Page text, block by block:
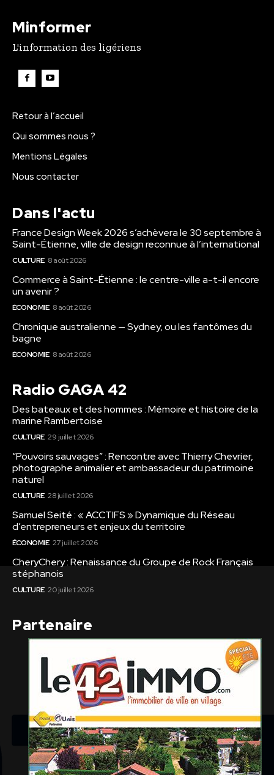
Minformer
L'information des ligériens
Retour à l’accueil
Qui sommes nous ?
Mentions Légales
Nous contacter
Dans l'actu
France Design Week 2026 s’achèvera le 30 septembre à
Saint-Étienne, ville de design reconnue à l’international
CULTURE 8 août 2026
Commerce à Saint-Étienne : le centre-ville a-t-il encore
un avenir ?
ÉCONOMIE 8 août 2026
Chronique australienne — Sydney, ou les fantômes du
bagne
ÉCONOMIE 8 août 2026
Radio GAGA 42
Des bateaux et des hommes : Mémoire et histoire de la
marine Rambertoise
CULTURE 29 juillet 2026
“Pouvoirs sauvages” : Rencontre avec Thierry Chevrier,
photographe animalier et ambassadeur du patrimoine
naturel
CULTURE 28 juillet 2026
Samuel Seité : « ACCTIFS » Dynamique du Réseau
d’entrepreneurs et enjeux du territoire
ÉCONOMIE 27 juillet 2026
CheryChery : Renaissance du Groupe de Rock Français
stéphanois
CULTURE 20 juillet 2026
Partenaire